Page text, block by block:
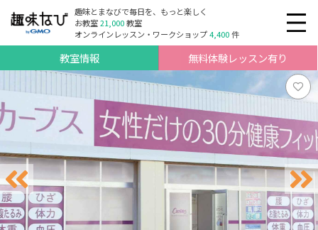
趣味とまなびで毎日を、もっと楽しく
お教室21,000教室
オンラインレッスン・ワークショップ4,400件
教室情報 無料体験レッスン有り